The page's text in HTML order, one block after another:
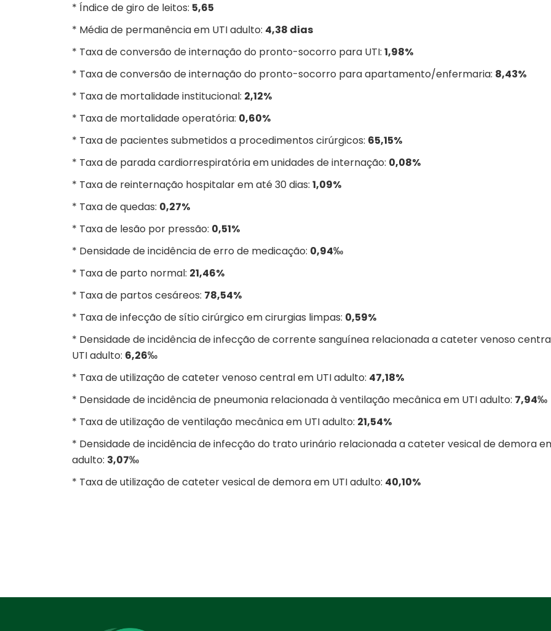
* Índice de giro de leitos: 5,65
* Média de permanência em UTI adulto: 4,38 dias
* Taxa de conversão de internação do pronto-socorro para UTI: 1,98%
* Taxa de conversão de internação do pronto-socorro para apartamento/enfermaria: 8,43%
* Taxa de mortalidade institucional: 2,12%
* Taxa de mortalidade operatória: 0,60%
* Taxa de pacientes submetidos a procedimentos cirúrgicos: 65,15%
* Taxa de parada cardiorrespiratória em unidades de internação: 0,08%
* Taxa de reinternação hospitalar em até 30 dias: 1,09%
* Taxa de quedas: 0,27%
* Taxa de lesão por pressão: 0,51%
* Densidade de incidência de erro de medicação: 0,94‰
* Taxa de parto normal: 21,46%
* Taxa de partos cesáreos: 78,54%
* Taxa de infecção de sítio cirúrgico em cirurgias limpas: 0,59%
* Densidade de incidência de infecção de corrente sanguínea relacionada a cateter venoso
UTI adulto: 6,26‰
* Taxa de utilização de cateter venoso central em UTI adulto: 47,18%
* Densidade de incidência de pneumonia relacionada à ventilação mecânica em UTI adulto: 7,94‰
* Taxa de utilização de ventilação mecânica em UTI adulto: 21,54%
* Densidade de incidência de infecção do trato urinário relacionada a cateter vesical de demora
adulto: 3,07‰
* Taxa de utilização de cateter vesical de demora em UTI adulto: 40,10%